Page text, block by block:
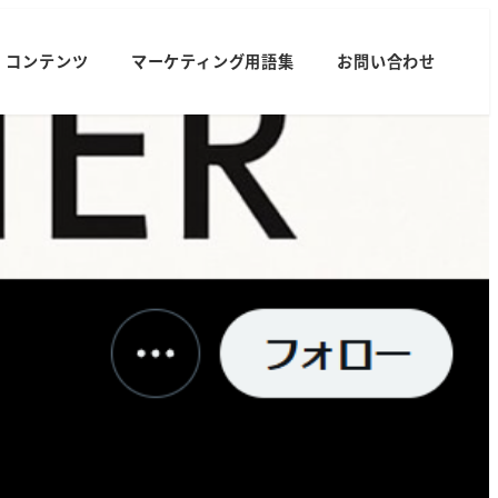
コンテンツ マーケティング用語集 お問い合わせ